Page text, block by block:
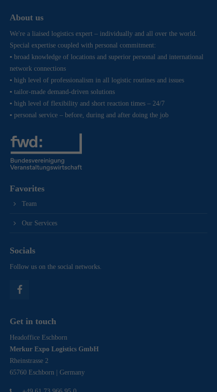
About us
We're a liaised logistics expert – individually and all over the world.
Special expertise coupled with personal commitment:
▪ broad knowledge of locations and superior personal and international
network connections
▪ high level of professionalism in all logistic routines and issues
▪ tailor-made demand-driven solutions
▪ high level of flexibility and short reaction times – 24/7
▪ personal service – before, during and after doing the job
Favorites
Team
Our Services
Socials
Follow us on the social networks.
Get in touch
Headoffice Eschborn
Merkur Expo Logistics GmbH
Rheinstrasse 2
65760 Eschborn | Germany